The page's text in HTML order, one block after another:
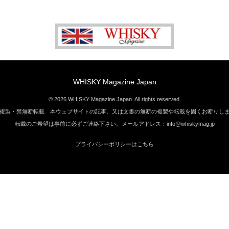
WHISKY Magazine Japan
© 2026 WHISKY Magazine Japan. All rights reserved.
製・禁無断転載 本ウェブサイトの記事、又は文書の無断の複製や転載を固くお断りし
転載のご希望は事前に必ずご連絡下さい。メールアドレス：info@whiskymag.jp
プライバシーポリシーはこちら